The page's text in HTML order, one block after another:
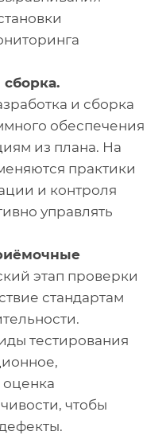
и сборка
обеспечения
из плана. На
практики
и контроля
управлять
этап проверки
стандартам
тестирования
чтобы